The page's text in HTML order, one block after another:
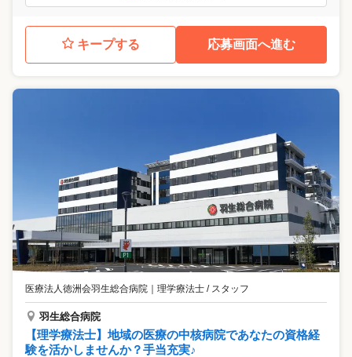
キープする 応募画面へ進む
医療法人徳洲会羽生総合病院 ｜ 理学療法士 / スタッフ
羽生総合病院
【理学療法士】地域の医療の中核病院であなたの資格経
験を活かしませんか？手当充実♪